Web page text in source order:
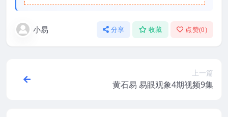
小易 分享 收藏 点赞(0)
上一篇
黄石易 易眼观象4期视频9集